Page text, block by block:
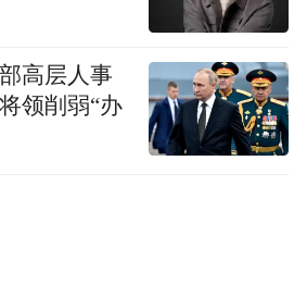
和歌迷粉丝合影
约、以光影传情，把演唱
流量，把城市故事转化为
高层人事
领削弱“办